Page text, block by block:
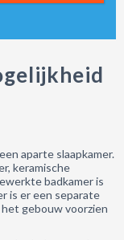
aparte slaapkamer.
keramische
badkamer is
is er een separate
gebouw voorzien